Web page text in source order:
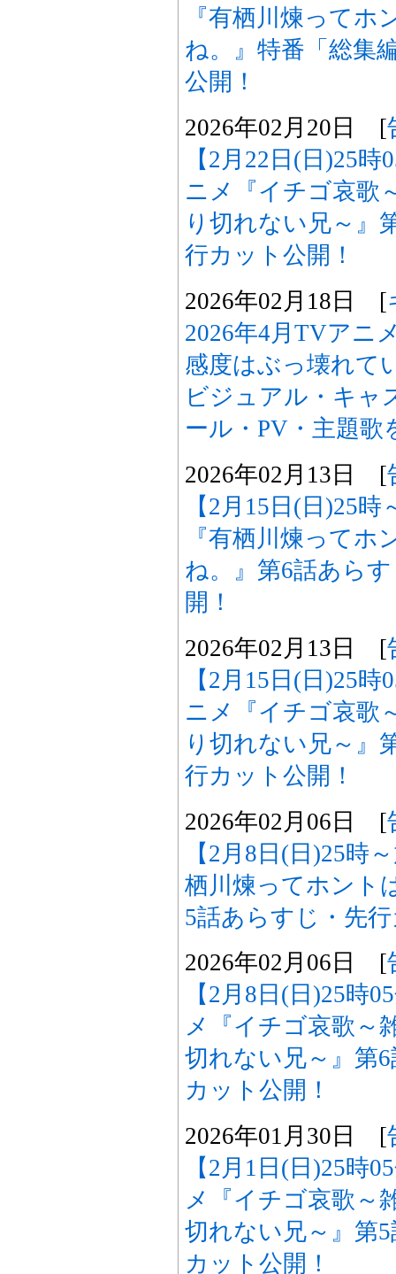
『有栖川煉ってホ
ね。』特番「総集
公開！
2026年02月20日 [
【2月22日(日)25
ニメ『イチゴ哀歌
り切れない兄～
行カット公開！
2026年02月18日 [
2026年4月TVアニ
感度はぶっ壊れて
ビジュアル・キャ
ール・PV・主題歌
2026年02月13日 [
【2月15日(日)25
『有栖川煉ってホ
ね。』第6話あら
開！
2026年02月13日 [
【2月15日(日)25
ニメ『イチゴ哀歌
り切れない兄～
行カット公開！
2026年02月06日 [
【2月8日(日)25時
栖川煉ってホント
5話あらすじ・先
2026年02月06日 [
【2月8日(日)25時
メ『イチゴ哀歌～
切れない兄～』第
カット公開！
2026年01月30日 [
【2月1日(日)25時
メ『イチゴ哀歌～
切れない兄～』第
カット公開！